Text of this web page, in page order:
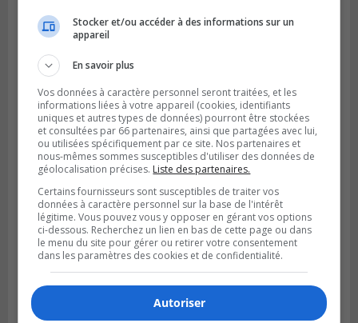
Publié le 6 août 2026 à 16h00
Un Québécois parmi l’élite du soccer
mondial
LONGUEUIL
Publié le 6 août 2026 à 05h11
Une poussée tardive propulse les Ducs
Stocker et/ou accéder à des informations sur un
appareil
En savoir plus
Vos données à caractère personnel seront traitées, et les
informations liées à votre appareil (cookies, identifiants
uniques et autres types de données) pourront être stockées
et consultées par 66 partenaires, ainsi que partagées avec lui,
ou utilisées spécifiquement par ce site. Nos partenaires et
nous-mêmes sommes susceptibles d'utiliser des données de
géolocalisation précises. Liste des partenaires.
Certains fournisseurs sont susceptibles de traiter vos
données à caractère personnel sur la base de l'intérêt
légitime. Vous pouvez vous y opposer en gérant vos options
ci-dessous. Recherchez un lien en bas de cette page ou dans
le menu du site pour gérer ou retirer votre consentement
dans les paramètres des cookies et de confidentialité.
Autoriser